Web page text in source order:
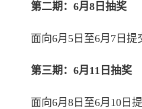
第二期：6月8日抽奖
面向6月5日至6月7日提
第三期：6月11日抽奖
面向6月8日至6月10日